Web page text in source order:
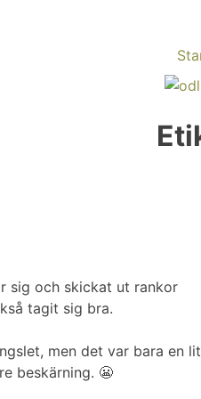
sig och skickat ut rankor
tagit sig bra.
men det var bara en
beskärning. 😬